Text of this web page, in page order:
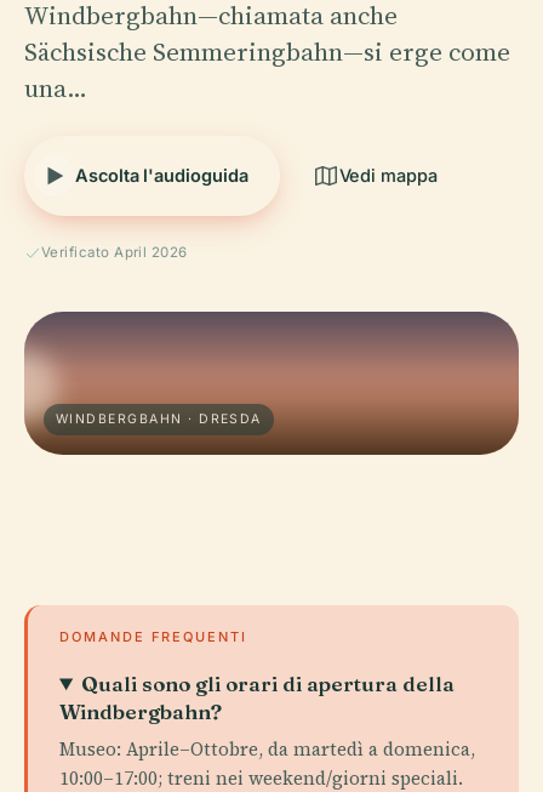
Windbergbahn—chiamata anche
Sächsische Semmeringbahn—si erge come
una…
Ascolta l'audioguida Vedi mappa
Verificato April 2026
WINDBERGBAHN · DRESDA
DOMANDE FREQUENTI
Quali sono gli orari di apertura della
Windbergbahn?
Museo: Aprile–Ottobre, da martedì a domenica,
10:00–17:00; treni nei weekend/giorni speciali.